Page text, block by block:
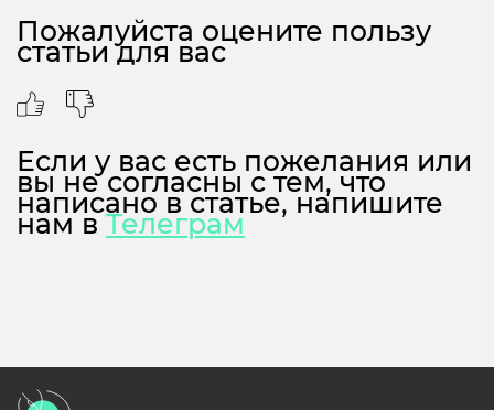
Пожалуйста оцените пользу
статьи для вас
Если у вас есть пожелания или
вы не согласны с тем, что
написано в статье, напишите
нам вТелеграм